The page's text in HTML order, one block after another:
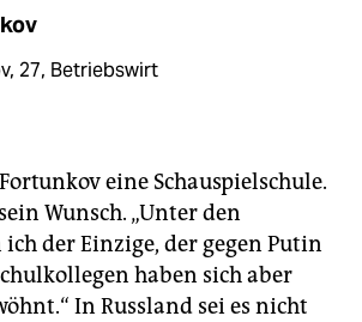
27, Betriebswirt
eine Schauspielschule.
Wunsch. „Unter den
der Einzige, der gegen Putin
haben sich aber
In Russland sei es nicht